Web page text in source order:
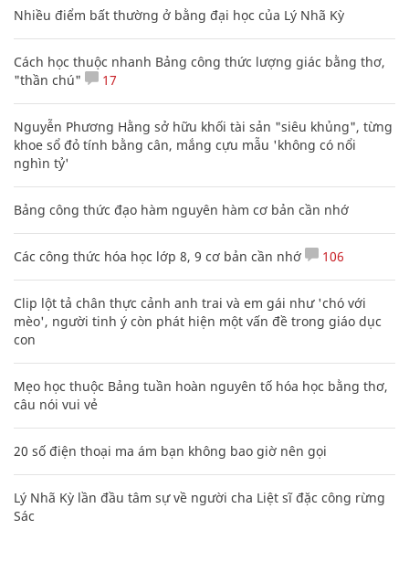
Nhiều điểm bất thường ở bằng đại học của Lý Nhã Kỳ
Cách học thuộc nhanh Bảng công thức lượng giác bằng thơ,
"thần chú"
17
Nguyễn Phương Hằng sở hữu khối tài sản "siêu khủng", từng
khoe sổ đỏ tính bằng cân, mắng cựu mẫu 'không có nổi
nghìn tỷ'
Bảng công thức đạo hàm nguyên hàm cơ bản cần nhớ
Các công thức hóa học lớp 8, 9 cơ bản cần nhớ 106
Clip lột tả chân thực cảnh anh trai và em gái như 'chó với
mèo', người tinh ý còn phát hiện một vấn đề trong giáo dục
con
Mẹo học thuộc Bảng tuần hoàn nguyên tố hóa học bằng thơ,
câu nói vui vẻ
20 số điện thoại ma ám bạn không bao giờ nên gọi
Lý Nhã Kỳ lần đầu tâm sự về người cha Liệt sĩ đặc công rừng
Sác